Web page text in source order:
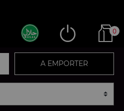
0
A EMPORTER